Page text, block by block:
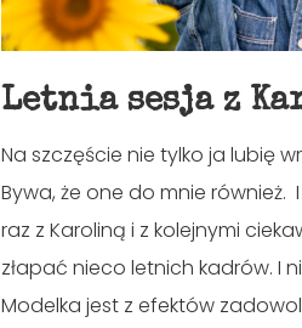
Letnia sesja z
Na szczęście nie tylko ja lubię
Bywa, że one do mnie również.
raz z Karoliną i z kolejnymi
złapać nieco letnich kadrów. I
Modelka jest z efektów